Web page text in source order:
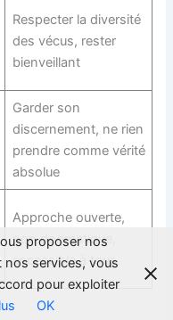
Respecter la diversité
des vécus, rester
bienveillant
Garder son
discernement, ne rien
prendre comme vérité
absolue
Approche ouverte,
non dogmatique,
accessible à tous
proposer nos
nos services, vous
pour exploiter
OK